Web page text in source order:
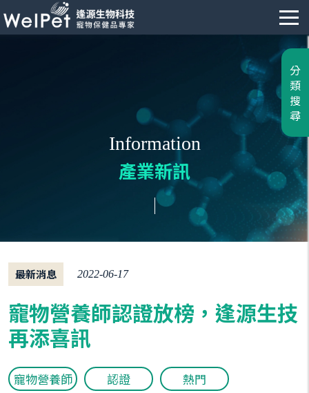
Information
產業新訊
最新消息 2022-06-17
寵物營養師認證放榜，逢源生技
再添喜訊
寵物營養師 認證 熱門
分
類
搜
尋